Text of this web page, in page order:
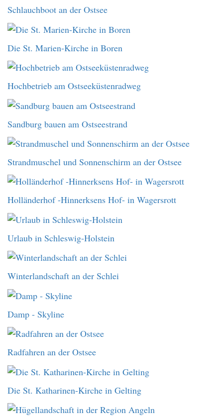
Schlauchboot an der Ostsee
Die St. Marien-Kirche in Boren
Hochbetrieb am Ostseeküstenradweg
Sandburg bauen am Ostseestrand
Strandmuschel und Sonnenschirm an der Ostsee
Holländerhof -Hinnerksens Hof- in Wagersrott
Urlaub in Schleswig-Holstein
Winterlandschaft an der Schlei
Damp - Skyline
Radfahren an der Ostsee
Die St. Katharinen-Kirche in Gelting